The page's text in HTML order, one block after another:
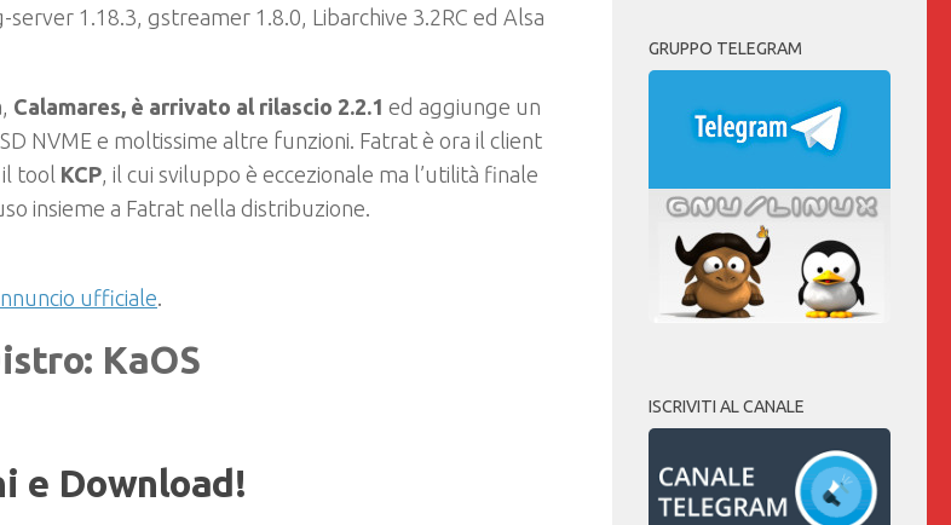
server 1.18.3, gstreamer 1.8.0, Libarchive 3.2RC ed Alsa
Calamares, è arrivato al rilascio 2.2.1 ed aggiunge un
NVME e moltissime altre funzioni. Fatrat è ora il client
tool KCP, il cui sviluppo è eccezionale ma l’utilità finale
insieme a Fatrat nella distribuzione.
ufficiale.
KaOS
e Download!
GRUPPO TELEGRAM
ISCRIVITI AL CANALE